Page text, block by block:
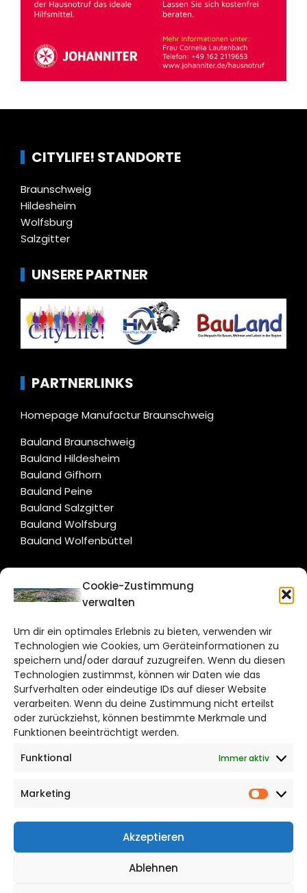
Cookie-Zustimmung
verwalten
Um dir ein optimales Erlebnis zu bieten, verwenden wir
Technologien wie Cookies, um Geräteinformationen zu
speichern und/oder darauf zuzugreifen. Wenn du diesen
Technologien zustimmst, können wir Daten wie das
Surfverhalten oder eindeutige IDs auf dieser Website
verarbeiten. Wenn du deine Zustimmung nicht erteilst
oder zurückziehst, können bestimmte Merkmale und
Funktionen beeinträchtigt werden.
Funktional
Immer aktiv
Marketing
Akzeptieren
Ablehnen
CITYLIFE! STANDORTE
Braunschweig
Hildesheim
Wolfsburg
Salzgitter
UNSERE PARTNER
PARTNERLINKS
Homepage Manufactur Braunschweig
Bauland Braunschweig
Bauland Hildesheim
Bauland Gifhorn
Bauland Peine
Bauland Salzgitter
Bauland Wolfsburg
Bauland Wolfenbüttel
CITYLIFE!
Bruchtorwall 12
38100 Braunschweig
Telefon: 0531 387220 – 65
DAS STADTMAGAZIN FÜR
BRAUNSCHWEIG
Impressum
Cookie Richtlinie
CITYLIFE! BEI FACEBOOK